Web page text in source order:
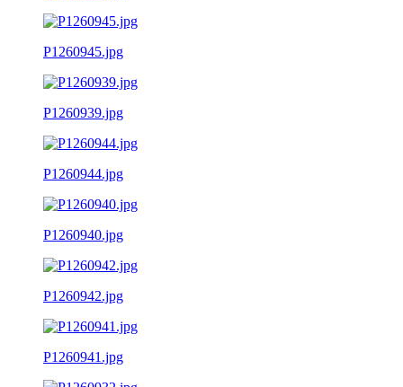
P1260945.jpg
P1260939.jpg
P1260944.jpg
P1260940.jpg
P1260942.jpg
P1260941.jpg